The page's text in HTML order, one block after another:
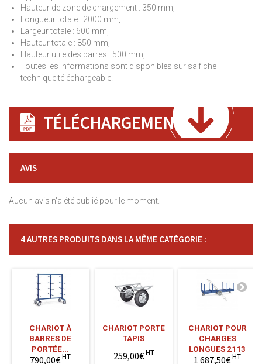
Hauteur de zone de chargement : 350 mm,
Longueur totale : 2000 mm,
Largeur totale : 600 mm,
Hauteur totale : 850 mm,
Hauteur utile des barres : 500 mm,
Toutes les informations sont disponibles sur sa fiche
technique téléchargeable.
TÉLÉCHARGEMENT
AVIS
Aucun avis n'a été publié pour le moment.
4 AUTRES PRODUITS DANS LA MÊME CATÉGORIE :
CHARIOT À
BARRES DE
PORTÉE...
790,00€HT
CHARIOT PORTE
TAPIS
259,00€HT
CHARIOT POUR
CHARGES
LONGUES 2113
1 687,50€HT